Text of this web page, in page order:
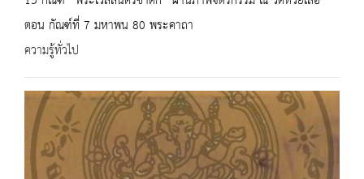
ตอน กัณฑ์ที่ 7 มหาพน 80 พระคาถา
ความรู้ทั่วไป